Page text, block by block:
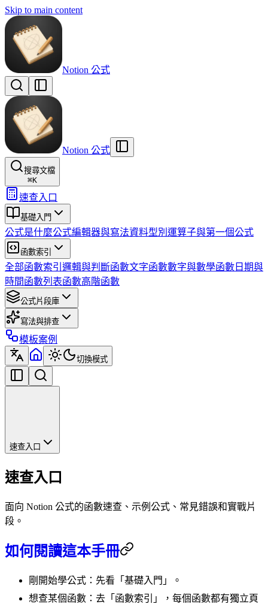
Skip to main content
Notion 公式
Notion 公式
搜尋文檔
⌘K
速查入口
基礎入門
公式是什麼公式編輯器與寫法資料型別 運算子與第一個公式
函數索引
全部函數索引 邏輯與判斷函數文字函數數字與數學函數 日期與
時間函數列表函數高階函數
公式片段庫
寫法與排查
模板案例
切換模式
速查入口
速查入口
面向 Notion 公式的函數速查、示例公式、常見錯誤和實戰片
段。
如何閱讀這本手冊
剛開始學公式：先看「基礎入門」。
想查某個函數：去「函數索引」，每個函數都有獨立頁